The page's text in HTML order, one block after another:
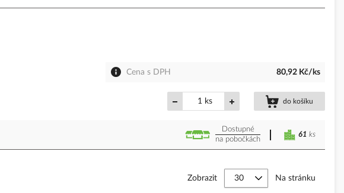
Cena s DPH 80,92 Kč/ks
ks do košíku
Dostupné
na pobočkách
61 ks
Zobrazit Na stránku